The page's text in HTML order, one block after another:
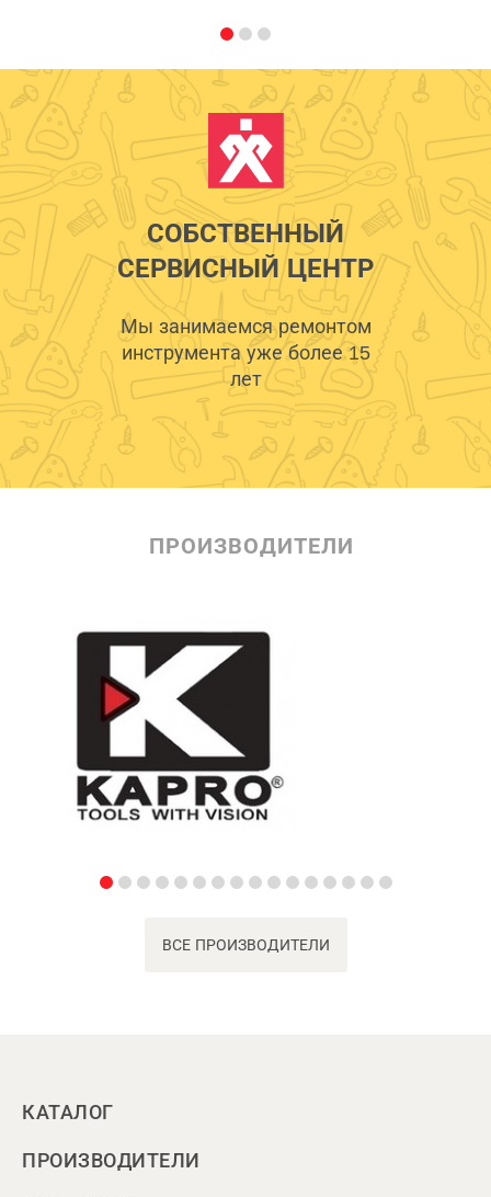
СОБСТВЕННЫЙ
СЕРВИСНЫЙ ЦЕНТР
Мы занимаемся ремонтом
инструмента уже более 15
лет
ПРОИЗВОДИТЕЛИ
ВСЕ ПРОИЗВОДИТЕЛИ
КАТАЛОГ
ПРОИЗВОДИТЕЛИ